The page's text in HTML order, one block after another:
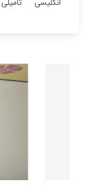
انگلیسی تامیلی